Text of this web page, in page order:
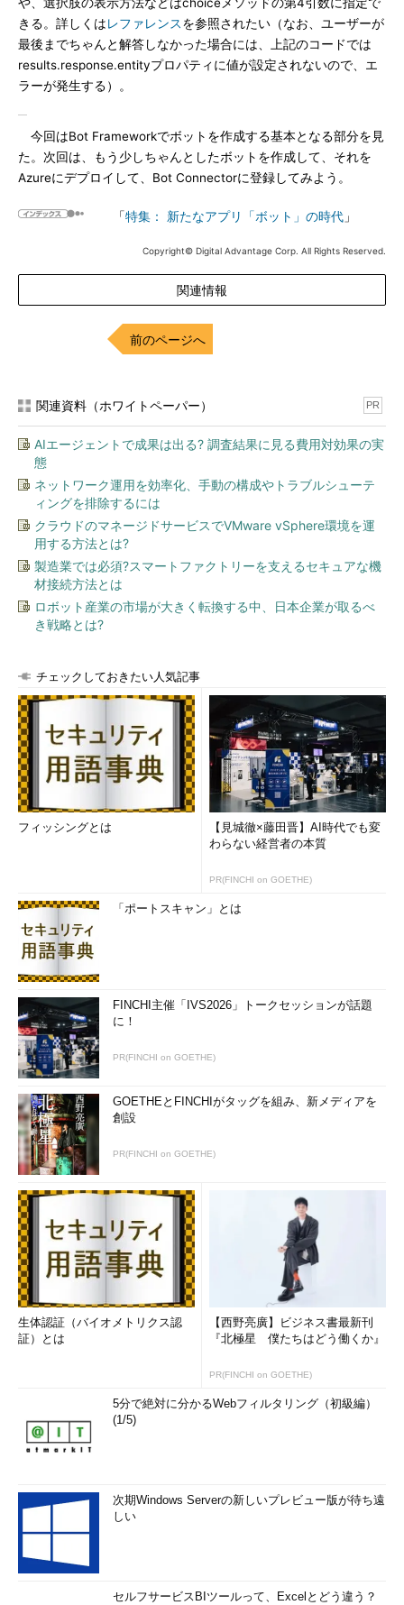
きる。詳しくはレファレンスを参照されたい（なお、ユーザーが
最後までちゃんと解答しなかった場合には、上記のコードでは
results.response.entityプロパティに値が設定されないので、エ
ラーが発生する）。
今回はBot Frameworkでボットを作成する基本となる部分を見
た。次回は、もう少しちゃんとしたボットを作成して、それを
Azureにデプロイして、Bot Connectorに登録してみよう。
「特集： 新たなアプリ「ボット」の時代 」
Copyright© Digital Advantage Corp. All Rights Reserved.
関連情報
前のページへ
関連資料（ホワイトペーパー） PR
AIエージェントで成果は出る? 調査結果に見る費用対効果の実
態
ネットワーク運用を効率化、手動の構成やトラブルシューテ
ィングを排除するには
クラウドのマネージドサービスでVMware vSphere環境を運
用する方法とは?
製造業では必須?スマートファクトリーを支えるセキュアな機
材接続方法とは
ロボット産業の市場が大きく転換する中、日本企業が取るべ
き戦略とは?
チェックしておきたい人気記事
フィッシングとは
【見城徹×藤田晋】AI時代でも変
わらない経営者の本質
PR(FINCHI on GOETHE)
「ポートスキャン」とは
FINCHI主催「IVS2026」トークセッションが話題
に！
PR(FINCHI on GOETHE)
GOETHEとFINCHIがタッグを組み、新メディアを
創設
PR(FINCHI on GOETHE)
生体認証（バイオメトリクス認
証）とは
【西野亮廣】ビジネス書最新刊
『北極星 僕たちはどう働くか』
PR(FINCHI on GOETHE)
5分で絶対に分かるWebフィルタリング（初級編）
(1/5)
次期Windows Serverの新しいプレビュー版が待ち遠
しい
セルフサービスBIツールって、Excelとどう違う？